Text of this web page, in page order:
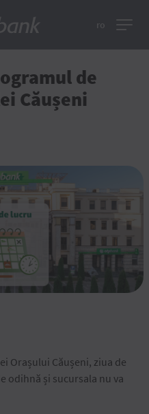
ro
de
Căușeni
Orașului Căușeni, ziua de
odihnă și sucursala nu va